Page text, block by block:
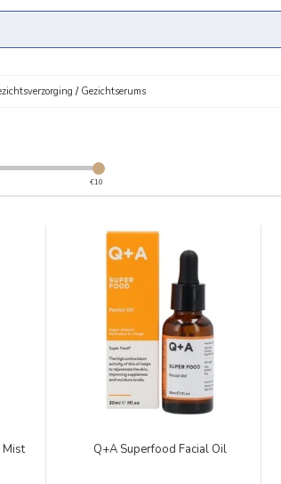
/ Gezichtserums
€10
Mist Q+A Superfood Facial Oil